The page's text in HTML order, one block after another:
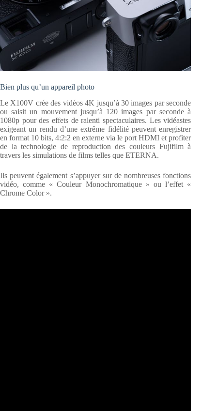
Bien plus qu’un appareil photo
Le X100V crée des vidéos 4K jusqu’à 30 images par seconde
ou saisit un mouvement jusqu’à 120 images par seconde à
1080p pour des effets de ralenti spectaculaires. Les vidéastes
exigeant un rendu d’une extrême fidélité peuvent enregistrer
en format 10 bits, 4:2:2 en externe via le port HDMI et profiter
de la technologie de reproduction des couleurs Fujifilm à
travers les simulations de films telles que ETERNA.
Ils peuvent également s’appuyer sur de nombreuses fonctions
vidéo, comme « Couleur Monochromatique » ou l’effet «
Chrome Color ».